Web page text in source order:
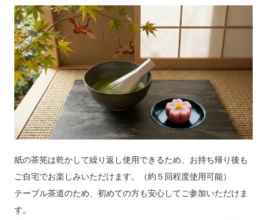
紙の茶筅は乾かして繰り返し使用できるため、お持ち帰り後も
ご自宅でお楽しみいただけます。（約５回程度使用可能）
テーブル茶道のため、初めての方も安心してご参加いただけま
す。